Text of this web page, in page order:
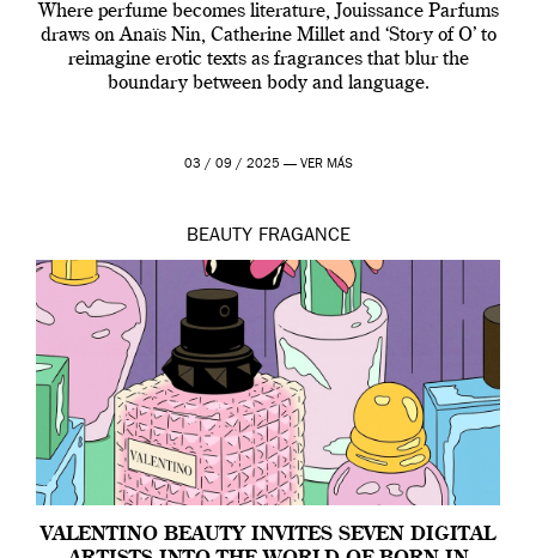
Where perfume becomes literature, Jouissance Parfums
draws on Anaïs Nin, Catherine Millet and ‘Story of O’ to
reimagine erotic texts as fragrances that blur the
boundary between body and language.
03 / 09 / 2025 — VER MÁS
BEAUTY FRAGANCE
VALENTINO BEAUTY INVITES SEVEN DIGITAL